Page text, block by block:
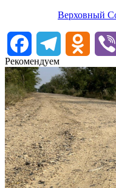
Верховный
FacebookTelegram
Рекомендуем